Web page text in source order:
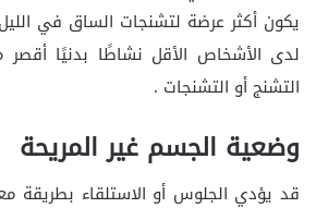
يكون أكثر عرضة لتشنجات الساق في
لدى الأشخاص الأقل نشاطًا بدنيًا
التشنج أو التشنجات .
وضعية الجسم غير المريحة
قد يؤدي الجلوس أو الاستلقاء بطريقة